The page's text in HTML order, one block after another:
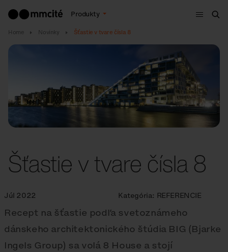
Produkty
Menu
Home Novinky Šťastie v tvare čísla 8
Šťastie v tvare čísla 8
Júl 2022 Kategória: REFERENCIE
Recept na šťastie podľa svetoznámeho
dánskeho architektonického štúdia BIG (Bjarke
Ingels Group) sa volá 8 House a stojí